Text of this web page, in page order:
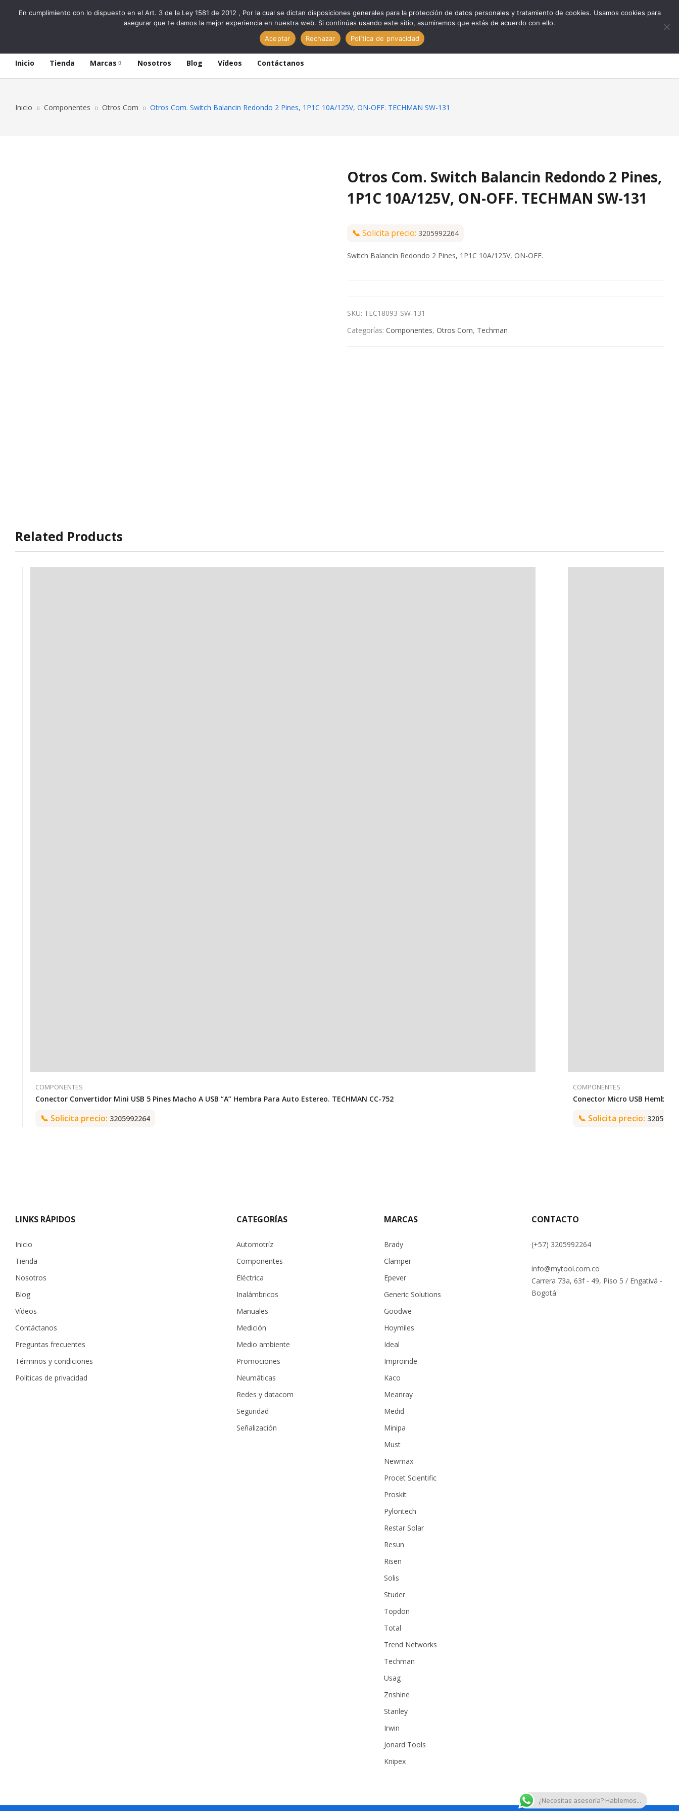
0
Inicio Tienda Marcas Nosotros Blog Vídeos Contáctanos
Inicio Componentes Otros Com Otros Com. Switch Balancin Redondo 2 Pines, 1P1C 10A/125V, ON-OFF. TECHMAN SW-131
Otros Com. Switch Balancin Redondo 2 Pines,
1P1C 10A/125V, ON-OFF. TECHMAN SW-131
📞 Solicita precio: 3205992264
Switch Balancin Redondo 2 Pines, 1P1C 10A/125V, ON-OFF.
SKU: TEC18093-SW-131
Categorías: Componentes, Otros Com, Techman
Related Products
COMPONENTES
Conector Convertidor Mini USB 5 Pines Macho A USB “A” Hembra Para Auto Estereo. TECHMAN CC-752
📞 Solicita precio: 3205992264
COMPONENTES
📞 Solicita precio:
LINKS RÁPIDOS
Inicio
Tienda
Nosotros
Blog
Vídeos
Contáctanos
Preguntas frecuentes
Términos y condiciones
Políticas de privacidad
CATEGORÍAS
Automotríz
Componentes
Eléctrica
Inalámbricos
Manuales
Medición
Medio ambiente
Promociones
Neumáticas
Redes y datacom
Seguridad
Señalización
MARCAS
Brady
Clamper
Epever
Generic Solutions
Goodwe
Hoymiles
Ideal
Improinde
Kaco
Meanray
Medid
Minipa
Must
Newmax
Procet Scientific
Proskit
Pylontech
Restar Solar
Resun
Risen
Solis
Studer
Topdon
Total
Trend Networks
Techman
Usag
Znshine
Stanley
Irwin
Jonard Tools
Knipex
CONTACTO
(+57) 3205992264
info@mytool.com.co
Carrera 73a, 63f - 49, Piso 5 / Engativá -
Bogotá
¿Necesitas asesoría? Hablemos...
En cumplimiento con lo dispuesto en el Art. 3 de la Ley 1581 de 2012 , Por la cual se dictan disposiciones generales para la protección de datos personales y tratamiento de cookies. Usamos cookies para
asegurar que te damos la mejor experiencia en nuestra web. Si continúas usando este sitio, asumiremos que estás de acuerdo con ello.
Aceptar
Rechazar Política de privacidad